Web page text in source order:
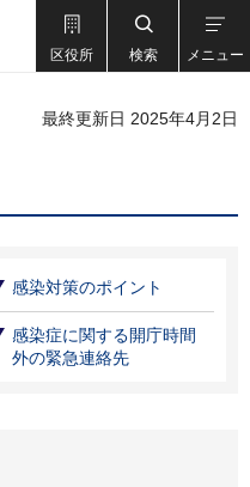
区役所 検索 メニュー
最終更新日 2025年4月2日
感染対策のポイント
感染症に関する開庁時間
外の緊急連絡先